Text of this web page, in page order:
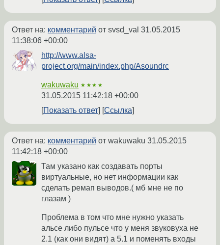
Ответ на: комментарий от svsd_val 31.05.2015
11:38:06 +00:00
http://www.alsa-
project.org/main/index.php/Asoundrc
wakuwaku ★★★★
31.05.2015 11:42:18 +00:00
Показать ответ
Ссылка
Ответ на: комментарий от wakuwaku 31.05.2015
11:42:18 +00:00
Там указано как создавать порты
виртуальные, но нет информации как
сделать ремап выводов.( мб мне не по
глазам )
Проблема в том что мне нужно указать
альсе либо пульсе что у меня звуковуха не
2.1 (как они видят) а 5.1 и поменять входы